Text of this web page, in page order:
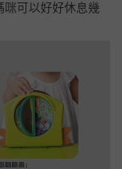
咪可以好好休息幾